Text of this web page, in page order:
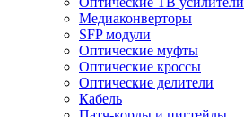
Медиаконверторы
SFP модули
Оптические муфты
Оптические кроссы
Оптические делители
Кабель